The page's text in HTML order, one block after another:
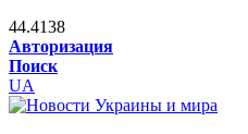
44.4138
Авторизация
Поиск
UA